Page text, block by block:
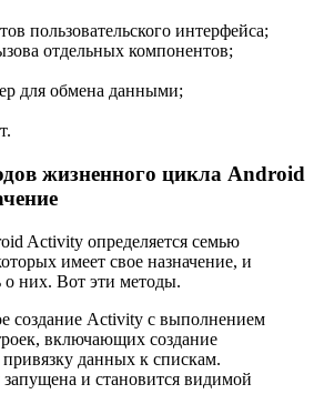
пользовательского интерфейса;
отдельных компонентов;
для обмена данными;
жизненного цикла Android
Activity определяется семью
имеет свое назначение, и
о них. Вот эти методы.
создание Activity с выполнением
включающих создание
данных к спискам.
и становится видимой